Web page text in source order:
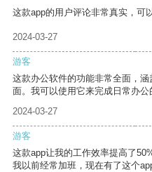
这款app的用户评论非常真实，可
2024-03-27
游客
这款办公软件的功能非常全面，
面。我可以使用它来完成日常办公
2024-03-27
游客
这款app让我的工作效率提高了
我以前经常加班，现在有了这个